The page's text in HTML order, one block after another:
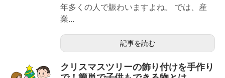
年多くの人で賑わいますよね。 では、産
業...
記事を読む
クリスマスツリーの飾り付けを手作り